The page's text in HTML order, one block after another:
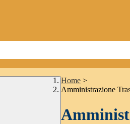
Home >
Amministrazione